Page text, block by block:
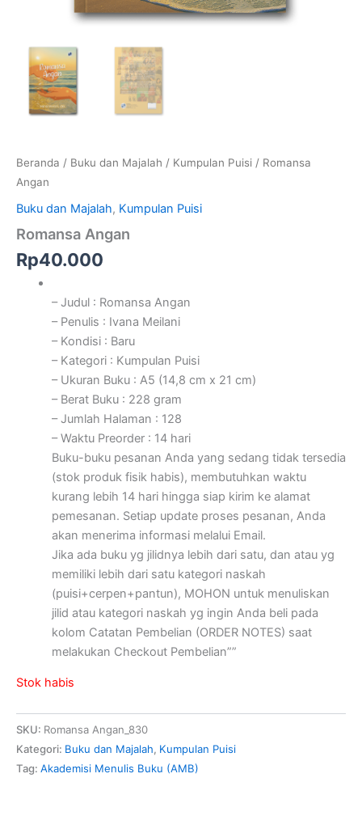
Beranda / Buku dan Majalah / Kumpulan Puisi / Romansa
Angan
Buku dan Majalah, Kumpulan Puisi
Romansa Angan
Rp40.000
– Judul : Romansa Angan
– Penulis : Ivana Meilani
– Kondisi : Baru
– Kategori : Kumpulan Puisi
– Ukuran Buku : A5 (14,8 cm x 21 cm)
– Berat Buku : 228 gram
– Jumlah Halaman : 128
– Waktu Preorder : 14 hari
Buku-buku pesanan Anda yang sedang tidak tersedia
(stok produk fisik habis), membutuhkan waktu
kurang lebih 14 hari hingga siap kirim ke alamat
pemesanan. Setiap update proses pesanan, Anda
akan menerima informasi melalui Email.
Jika ada buku yg jilidnya lebih dari satu, dan atau yg
memiliki lebih dari satu kategori naskah
(puisi+cerpen+pantun), MOHON untuk menuliskan
jilid atau kategori naskah yg ingin Anda beli pada
kolom Catatan Pembelian (ORDER NOTES) saat
melakukan Checkout Pembelian””
Stok habis
SKU: Romansa Angan_830
Kategori: Buku dan Majalah, Kumpulan Puisi
Tag: Akademisi Menulis Buku (AMB)